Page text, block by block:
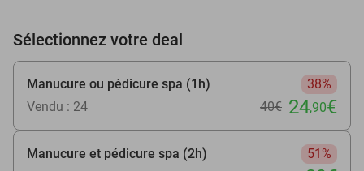
Sélectionnez votre deal
Manucure ou pédicure spa (1h)
38%
Vendu : 24
40€ 24,90€
Manucure et pédicure spa (2h)
51%